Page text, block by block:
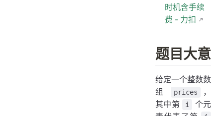
时机含手续
费 - 力扣
题目大意
给定一个整数数
组
prices
，
其中第
i
个元